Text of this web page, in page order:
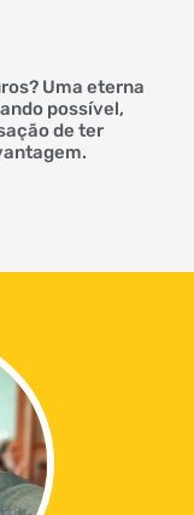
Uma eterna
possível,
de ter